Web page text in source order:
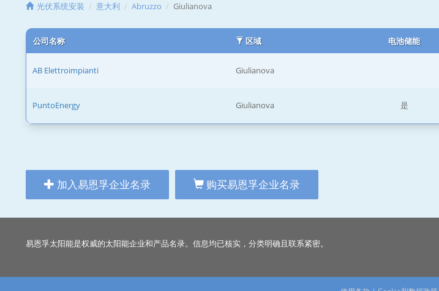
光伏系统安装 意大利 Abruzzo Giulianova
公司名称 区域 电池储能
AB Elettroimpianti Giulianova
PuntoEnergy Giulianova 是
加入易恩孚企业名录 购买易恩孚企业名录
易恩孚太阳能是权威的太阳能企业和产品名录。信息均已核实，分类明确且联系紧密。